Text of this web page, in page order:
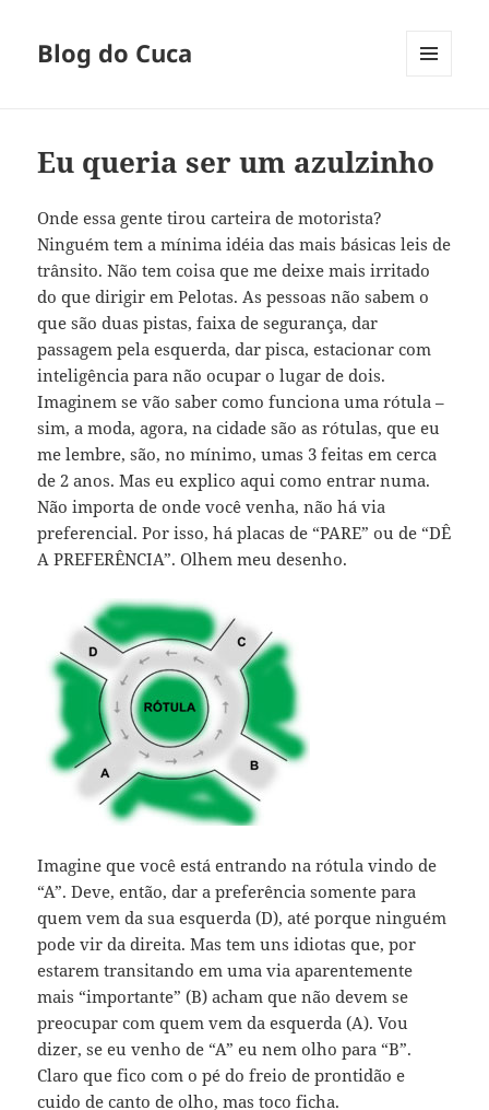
Blog do Cuca
Eu queria ser um azulzinho
Onde essa gente tirou carteira de motorista?
Ninguém tem a mínima idéia das mais básicas leis de
trânsito. Não tem coisa que me deixe mais irritado
do que dirigir em Pelotas. As pessoas não sabem o
que são duas pistas, faixa de segurança, dar
passagem pela esquerda, dar pisca, estacionar com
inteligência para não ocupar o lugar de dois.
Imaginem se vão saber como funciona uma rótula –
sim, a moda, agora, na cidade são as rótulas, que eu
me lembre, são, no mínimo, umas 3 feitas em cerca
de 2 anos. Mas eu explico aqui como entrar numa.
Não importa de onde você venha, não há via
preferencial. Por isso, há placas de “PARE” ou de “DÊ
A PREFERÊNCIA”. Olhem meu desenho.
Imagine que você está entrando na rótula vindo de
“A”. Deve, então, dar a preferência somente para
quem vem da sua esquerda (D), até porque ninguém
pode vir da direita. Mas tem uns idiotas que, por
estarem transitando em uma via aparentemente
mais “importante” (B) acham que não devem se
preocupar com quem vem da esquerda (A). Vou
dizer, se eu venho de “A” eu nem olho para “B”.
Claro que fico com o pé do freio de prontidão e
cuido de canto de olho, mas toco ficha.